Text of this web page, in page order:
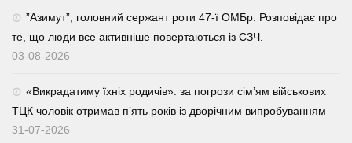
⁨”Азимут”, головний сержант роти 47-ї ОМБр. Розповідає про
те, що люди все активніше повертаються із СЗЧ.
03-08-2026
«Викрадатиму їхніх родичів»: за погрози сім’ям військових
ТЦК чоловік отримав п’ять років із дворічним випробуванням
31-07-2026